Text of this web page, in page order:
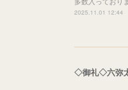
2025.11.01 12:44
◇御礼◇六弥太